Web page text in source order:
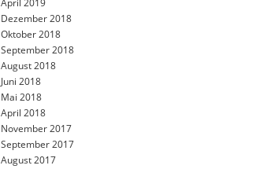
April 2019
Dezember 2018
Oktober 2018
September 2018
August 2018
Juni 2018
Mai 2018
April 2018
November 2017
September 2017
August 2017